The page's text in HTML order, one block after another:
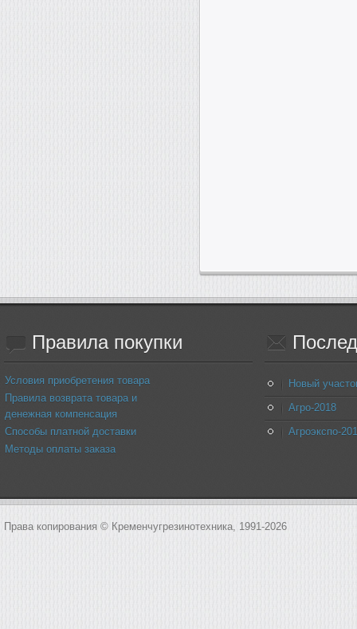
Правилапокупки
Условия приобретения товара
Правила возврата товара и
денежная компенсация
Способы платной доставки
Методы оплаты заказа
Новый
Агро-2018
Агроэкспо-
Права копирования © Кременчугрезинотехника, 1991-2026